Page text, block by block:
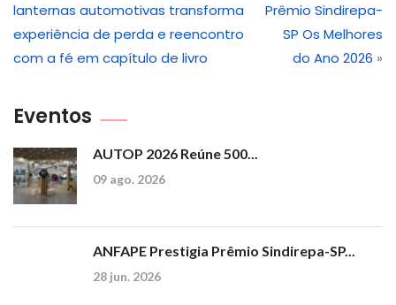
lanternas automotivas transforma
experiência de perda e reencontro
com a fé em capítulo de livro
Prêmio Sindirepa-
SP Os Melhores
do Ano 2026 »
Eventos
AUTOP 2026 Reúne 500...
09 ago. 2026
ANFAPE Prestigia Prêmio Sindirepa-SP...
28 jun. 2026